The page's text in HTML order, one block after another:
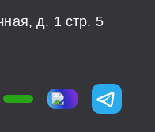
д. 1 стр. 5